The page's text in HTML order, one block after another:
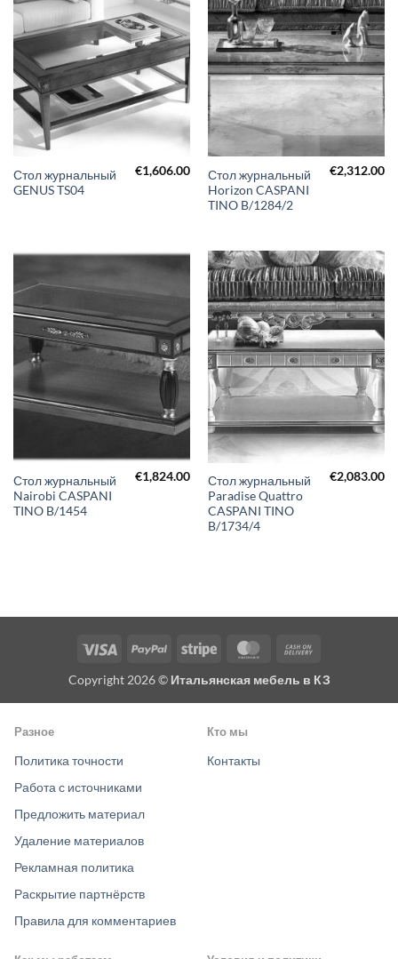
Стол журнальный
GENUS TS04
€1,606.00
Стол журнальный
Horizon CASPANI
TINO B/1284/2
€2,312.00
Стол журнальный
Nairobi CASPANI
TINO B/1454
€1,824.00
Стол журнальный
Paradise Quattro
CASPANI TINO
B/1734/4
€2,083.00
Visa PayPal Stripe MasterCard
Delivery
Copyright 2026 © Итальянская мебель в КЗ
Разное
Политика точности
Работа с источниками
Предложить материал
Удаление материалов
Рекламная политика
Раскрытие партнёрств
Правила для комментариев
Кто мы
Контакты